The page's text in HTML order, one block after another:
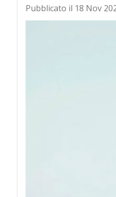
Pubblicato il 18 Nov